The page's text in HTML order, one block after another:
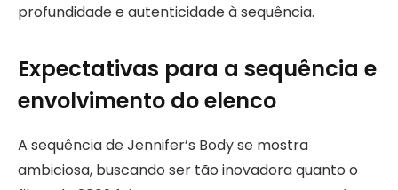
profundidade e autenticidade à sequência.
Expectativas para a sequência e
envolvimento do elenco
A sequência de Jennifer’s Body se mostra
ambiciosa, buscando ser tão inovadora quanto o